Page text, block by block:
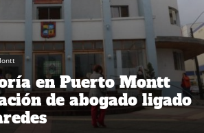
en Puerto Montt
de abogado ligado